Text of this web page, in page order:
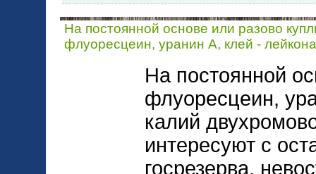
На постоянной основе или разово
флуоресцеин, уранин А, клей -
На постоянной
флуоресцеин,
калий
интересуют с
госрезерва,